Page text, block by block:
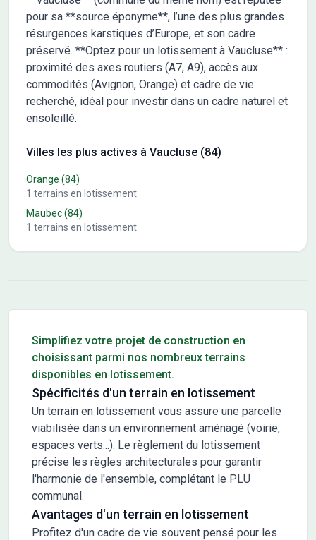
pour sa **source éponyme**, l’une des plus grandes
résurgences karstiques d’Europe, et son cadre
préservé. **Optez pour un lotissement à Vaucluse** :
proximité des axes routiers (A7, A9), accès aux
commodités (Avignon, Orange) et cadre de vie
recherché, idéal pour investir dans un cadre naturel et
ensoleillé.
Villes les plus actives à Vaucluse (84)
Orange (84)
1 terrains en lotissement
Maubec(84)
1 terrains en lotissement
Simplifiez votre projet de construction en
choisissant parmi nos nombreux terrains
disponibles en lotissement.
Spécificités d'un terrain en lotissement
Un terrain en lotissement vous assure une parcelle
viabilisée dans un environnement aménagé (voirie,
espaces verts...). Le règlement du lotissement
précise les règles architecturales pour garantir
l'harmonie de l'ensemble, complétant le PLU
communal.
Avantages d'un terrain en lotissement
Profitez d'un cadre de vie souvent pensé pour les